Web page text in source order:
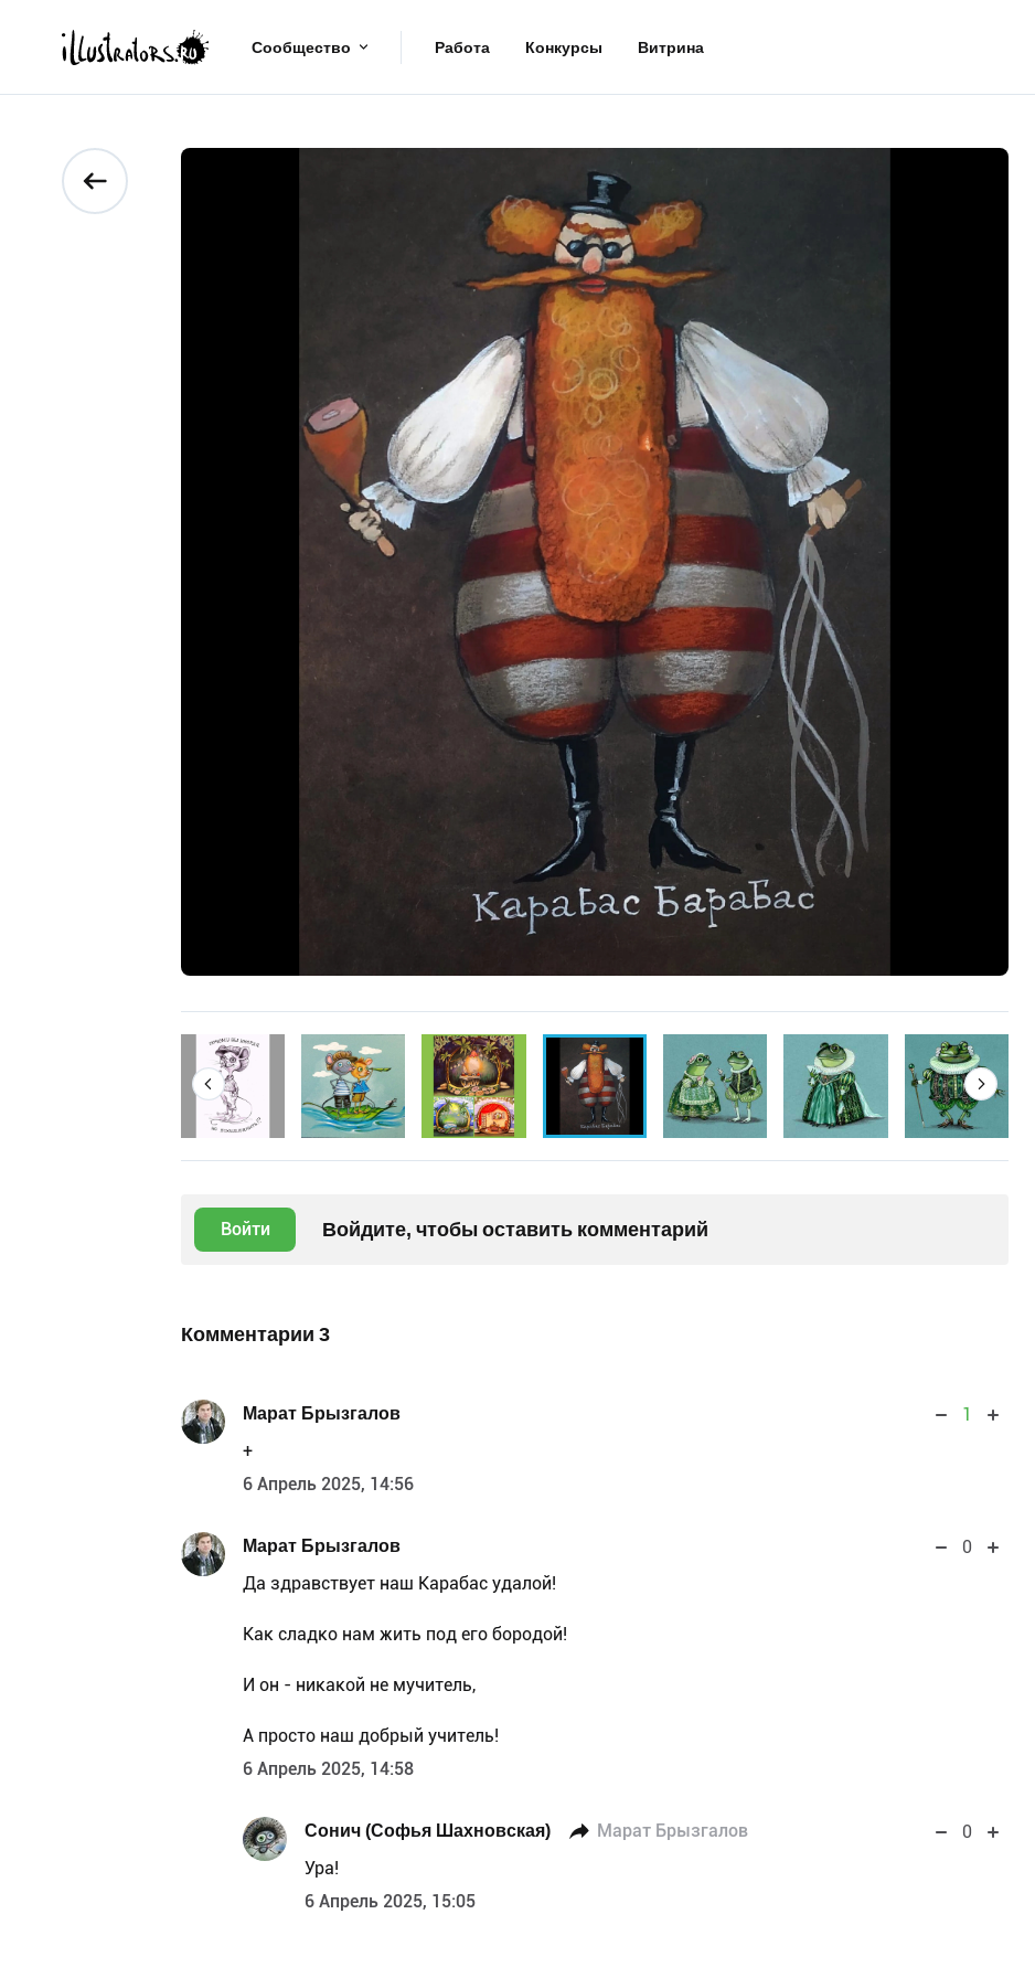
Сообщество Работа Конкурсы Витрина
Войти Войдите, чтобы оставить комментарий
Комментарии 3
Марат Брызгалов
1
+
6 Апрель 2025, 14:56
Марат Брызгалов
0
Да здравствует наш Карабас удалой!
Как сладко нам жить под его бородой!
И он - никакой не мучитель,
А просто наш добрый учитель!
6 Апрель 2025, 14:58
Сонич (Софья Шахновская) Марат Брызгалов
0
Ура!
6 Апрель 2025, 15:05